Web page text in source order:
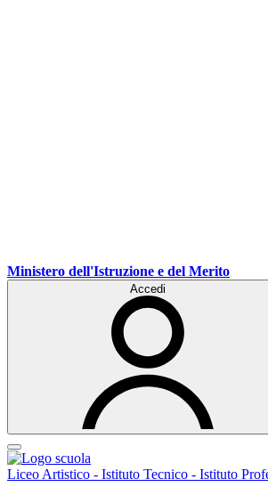
Ministero dell'Istruzione e del Merito
Accedi
Liceo Artistico - Istituto Tecnico - Istituto